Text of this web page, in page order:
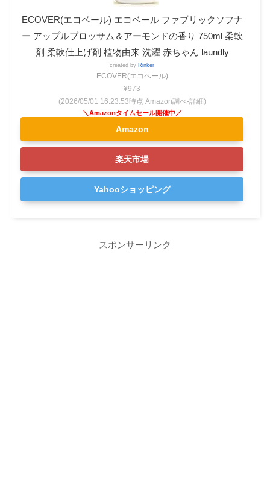
ECOVER(エコベール) エコベール ファブリックソフナ
ー アップルブロッサム＆アーモンドの香り 750ml 柔軟
剤 柔軟仕上げ剤 植物由来 洗濯 赤ちゃん laundly
created by Rinker
ECOVER(エコベール)
¥973
(2026/05/01 16:23:53時点 Amazon調べ-詳細)
Amazon
楽天市場
Yahooショッピング
スポンサーリンク